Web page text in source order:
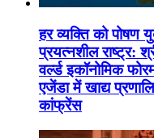
हर व्यक्ति को पोषण
प्रयत्नशील राष्ट्र:
वर्ल्ड इकॉनोमिक
एजेंडा में खाद्य
कांफ्रेंस